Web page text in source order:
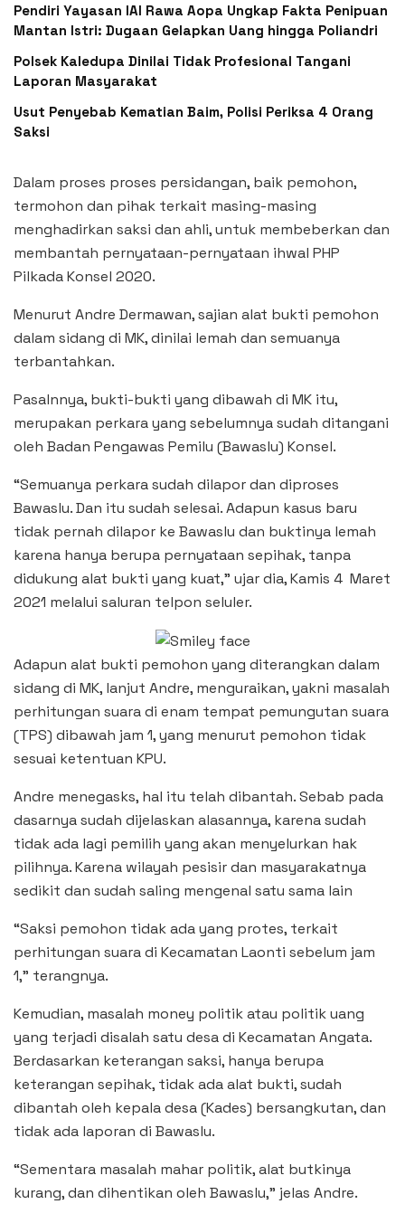
Pendiri Yayasan IAI Rawa Aopa Ungkap Fakta Penipuan
Mantan Istri: Dugaan Gelapkan Uang hingga Poliandri
Polsek Kaledupa Dinilai Tidak Profesional Tangani
Laporan Masyarakat
Usut Penyebab Kematian Baim, Polisi Periksa 4 Orang
Saksi
Dalam proses proses persidangan, baik pemohon,
termohon dan pihak terkait masing-masing
menghadirkan saksi dan ahli, untuk membeberkan dan
membantah pernyataan-pernyataan ihwal PHP
Pilkada Konsel 2020.
Menurut Andre Dermawan, sajian alat bukti pemohon
dalam sidang di MK, dinilai lemah dan semuanya
terbantahkan.
Pasalnnya, bukti-bukti yang dibawah di MK itu,
merupakan perkara yang sebelumnya sudah ditangani
oleh Badan Pengawas Pemilu (Bawaslu) Konsel.
“Semuanya perkara sudah dilapor dan diproses
Bawaslu. Dan itu sudah selesai. Adapun kasus baru
tidak pernah dilapor ke Bawaslu dan buktinya lemah
karena hanya berupa pernyataan sepihak, tanpa
didukung alat bukti yang kuat,” ujar dia, Kamis 4 Maret
2021 melalui saluran telpon seluler.
Adapun alat bukti pemohon yang diterangkan dalam
sidang di MK, lanjut Andre, menguraikan, yakni masalah
perhitungan suara di enam tempat pemungutan suara
(TPS) dibawah jam 1, yang menurut pemohon tidak
sesuai ketentuan KPU.
Andre menegasks, hal itu telah dibantah. Sebab pada
dasarnya sudah dijelaskan alasannya, karena sudah
tidak ada lagi pemilih yang akan menyelurkan hak
pilihnya. Karena wilayah pesisir dan masyarakatnya
sedikit dan sudah saling mengenal satu sama lain
“Saksi pemohon tidak ada yang protes, terkait
perhitungan suara di Kecamatan Laonti sebelum jam
1,” terangnya.
Kemudian, masalah money politik atau politik uang
yang terjadi disalah satu desa di Kecamatan Angata.
Berdasarkan keterangan saksi, hanya berupa
keterangan sepihak, tidak ada alat bukti, sudah
dibantah oleh kepala desa (Kades) bersangkutan, dan
tidak ada laporan di Bawaslu.
“Sementara masalah mahar politik, alat butkinya
kurang, dan dihentikan oleh Bawaslu,” jelas Andre.